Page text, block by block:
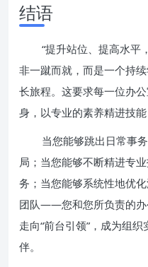
结语
“提升站位、提高水平
非一蹴而就，而是一个持
长旅程。这要求每一位办
身，以专业的素养精进技
当您能够跳出日常事
局；当您能够不断精进专
务；当您能够系统性地优
团队——您和您所负责的办
走向“前台引领”，成为组
伴。